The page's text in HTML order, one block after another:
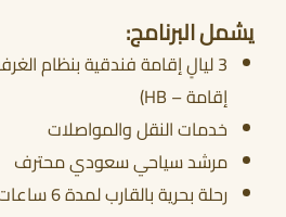
يشمل البرنامج:
3 ليالٍ إقامة فندقية بنظام
إقامة – HB)
خدمات النقل والمواصلات
مرشد سياحي سعودي محترف
رحلة بحرية بالقارب لمدة 6 ساعات